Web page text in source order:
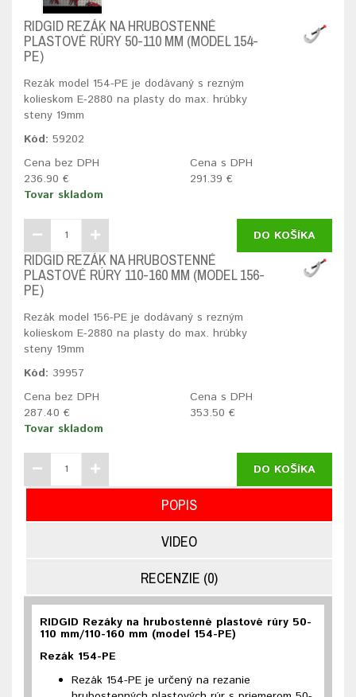
RIDGID REZÁK NA HRUBOSTENNÉ
PLASTOVÉ RÚRY 50-110 MM (MODEL 154-
PE)
Rezák model 154-PE je dodávaný s rezným
kolieskom E-2880 na plasty do max. hrúbky
steny 19mm
Kód: 59202
Cena bez DPH
236.90 €
Cena s DPH
291.39 €
Tovar skladom
DO KOŠÍKA
RIDGID REZÁK NA HRUBOSTENNÉ
PLASTOVÉ RÚRY 110-160 MM (MODEL 156-
PE)
Rezák model 156-PE je dodávaný s rezným
kolieskom E-2880 na plasty do max. hrúbky
steny 19mm
Kód: 39957
Cena bez DPH
287.40 €
Cena s DPH
353.50 €
Tovar skladom
DO KOŠÍKA
POPIS
VIDEO
RECENZIE (0)
RIDGID Rezáky na hrubostenné plastové rúry 50-
110 mm/110-160 mm (model 154-PE)
Rezák 154-PE
Rezák 154-PE je určený na rezanie